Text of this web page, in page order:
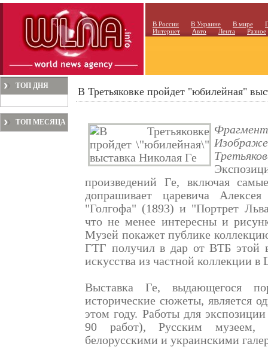
В России В Украине В мире
Интернет
Авто Лента Разное
ТОП ДНЯ
ТОП МЕСЯЦА
В Третьяковке пройдет "юбилейная"
произведений Ге, включая
допрашивает царевича
"Голгофа" (1893) и "Портрет
что не менее интересны и
Музей покажет публике
ГТГ получил в дар от ВТБ этой
искусства из частной коллекции
Выставка Ге, выдающегося
исторические сюжеты, является
этом году. Работы для
90 работ), Русским музеем,
белорусскими и украинскими